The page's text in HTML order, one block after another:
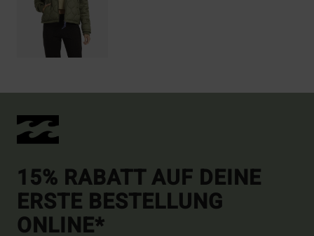
15% RABATT AUF DEINE
ERSTE BESTELLUNG
ONLINE*